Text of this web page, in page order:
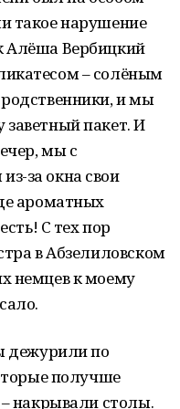
такое нарушение
Алёша Вербицкий
– солёным
и мы
пакет. И
мы с
за окна свои
ароматных
С тех пор
в Абзелиловском
немцев к моему
дежурили по
получше
накрывали столы.